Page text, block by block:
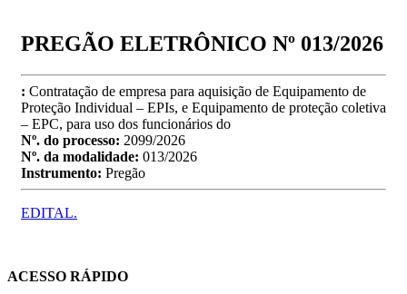
PREGÃO ELETRÔNICO Nº 013/2026
: Contratação de empresa para aquisição de Equipamento de
Proteção Individual – EPIs, e Equipamento de proteção coletiva
– EPC, para uso dos funcionários do
Nº. do processo: 2099/2026
Nº. da modalidade: 013/2026
Instrumento: Pregão
EDITAL.
ACESSO RÁPIDO